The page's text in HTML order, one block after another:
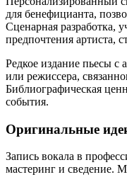
для бенефицианта,
Сценарная разработка,
предпочтения артиста,
Редкое издание пьесы с
или режиссера,
Библиографическая
события.
Оригинальные
Запись вокала в
мастеринг и сведение.